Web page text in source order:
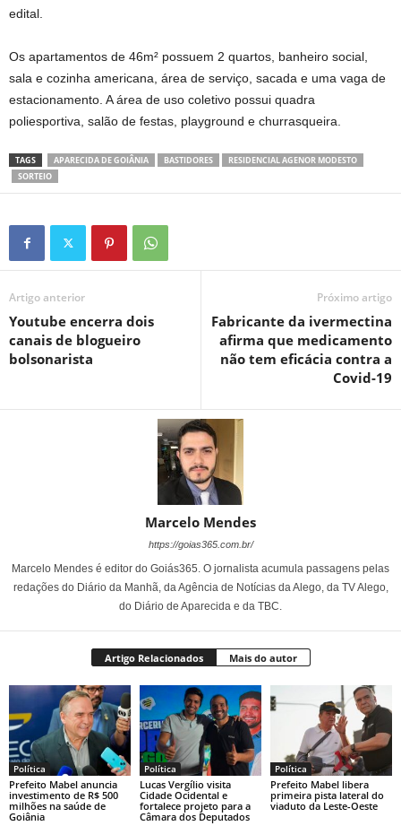
edital.
Os apartamentos de 46m² possuem 2 quartos, banheiro social,
sala e cozinha americana, área de serviço, sacada e uma vaga de
estacionamento. A área de uso coletivo possui quadra
poliesportiva, salão de festas, playground e churrasqueira.
TAGS APARECIDA DE GOIÂNIA BASTIDORES
RESIDENCIAL AGENOR MODESTO
SORTEIO
Artigo anterior
Youtube encerra dois
canais de blogueiro
bolsonarista
Próximo artigo
Fabricante da ivermectina
afirma que medicamento
não tem eficácia contra a
Covid-19
Marcelo Mendes
https://goias365.com.br/
Marcelo Mendes é editor do Goiás365. O jornalista acumula passagens pelas
redações do Diário da Manhã, da Agência de Notícias da Alego, da TV Alego,
do Diário de Aparecida e da TBC.
Artigo Relacionados Mais do autor
Política
Prefeito Mabel anuncia
investimento de R$ 500
milhões na saúde de
Goiânia
Política
Lucas Vergílio visita
Cidade Ocidental e
fortalece projeto para a
Câmara dos Deputados
Política
Prefeito Mabel libera
primeira pista lateral do
viaduto da Leste-Oeste